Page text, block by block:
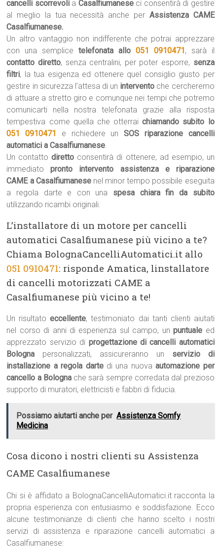
cancelli scorrevolia Casalfiumanese ci consentirà di gestire
al meglio la tua necessità anche per Assistenza CAME
Casalfiumanese.
Un altro vantaggio non indifferente che potrai apprezzare
con una semplicetelefonata allo 051 0910471, sarà il
contatto diretto, senza centralini, per poter esporre, senza
filtri, la tua esigenza ed ottenere quel consiglio giusto per
gestire in sicurezza l’attesa di un intervento che cercheremo
di attuare a stretto giro e comunque nei tempi che potremo
comunicarti nella nostra telefonata grazie alla risposta
tempestiva come quella che otterraichiamando subito lo
051 0910471
e richiedere unSOS riparazione cancelli
automatici a Casalfiumanese.
Un contattodiretto consentirà di ottenere, ad esempio, un
immediatopronto intervento assistenza e riparazione
CAME a Casalfiumanese nel minor tempo possibile eseguita
a regola darte e con una spesa chiara fin da subito
utilizzando ricambi originali.
L’installatore di un motore per cancelli
automatici Casalfiumanese più vicino a te?
Chiama BolognaCancelliAutomatici.it allo
051 0910471: risponde Amatica, linstallatore
di cancelli motorizzati CAME a
Casalfiumanese più vicino a te!
Un risultatoeccellente, testimoniato dai tanti clienti aiutati
nel corso di anni di esperienza sul campo, unpuntuale ed
apprezzato servizio di progettazione di cancelli automatici
Bologna personalizzati, assicureranno un servizio di
installazione a regola dartedi una nuovaautomazione per
cancello a Bologna che sarà sempre corredata dal prezioso
supporto di muratori, elettricisti e fabbri di fiducia.
Possiamo aiutarti anche per Assistenza Somfy
Medicina
Cosa dicono i nostri clienti su Assistenza
CAME Casalfiumanese
Chi si è affidato a BolognaCancelliAutomatici.it racconta la
propria esperienza con entusiasmo e soddisfazione. Ecco
alcune testimonianze di clienti che hanno scelto i nostri
servizi di assistenza e riparazione cancelli automatici a
Casalfiumanese: